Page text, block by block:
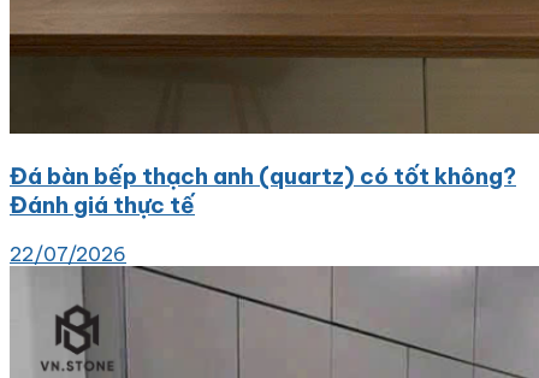
Đá bàn bếp thạch anh (quartz) có tốt không?
Đánh giá thực tế
22/07/2026